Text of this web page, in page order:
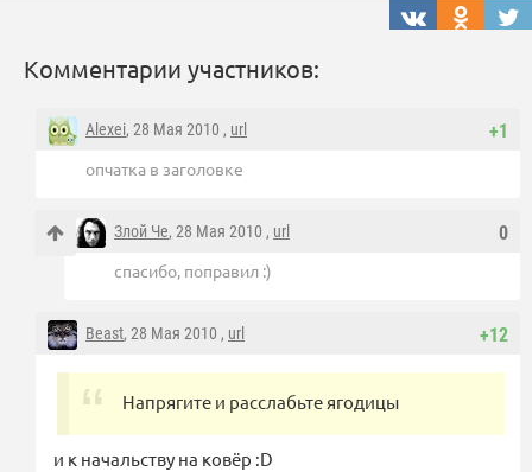
Комментарии участников:
+1
Alexei, 28 Мая 2010 , url
опчатка в заголовке
0
Злой Че, 28 Мая 2010 , url
спасибо, поправил :)
+12
Beast, 28 Мая 2010 , url
Напрягите и расслабьте ягодицы
и к начальству на ковёр :D